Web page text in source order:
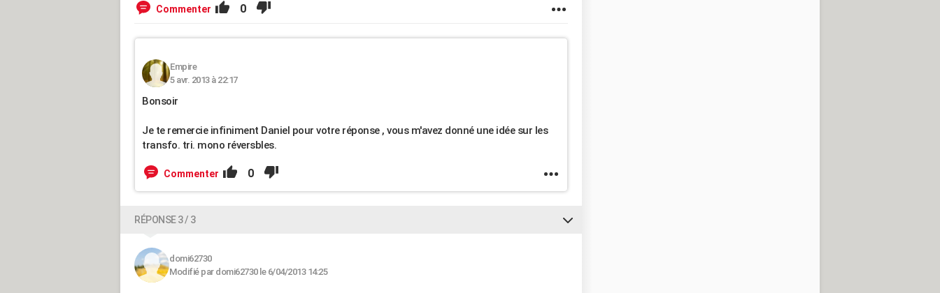
Commenter 0
Empire
5 avr. 2013 à 22:17
Bonsoir
Je te remercie infiniment Daniel pour votre réponse , vous m'avez donné une idée sur les
transfo. tri. mono réversbles.
Commenter 0
RÉPONSE 3 / 3
domi62730
Modifié par domi62730 le 6/04/2013 14:25